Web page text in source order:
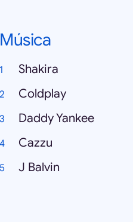
Música
Shakira
Coldplay
Daddy Yankee
Cazzu
J Balvin